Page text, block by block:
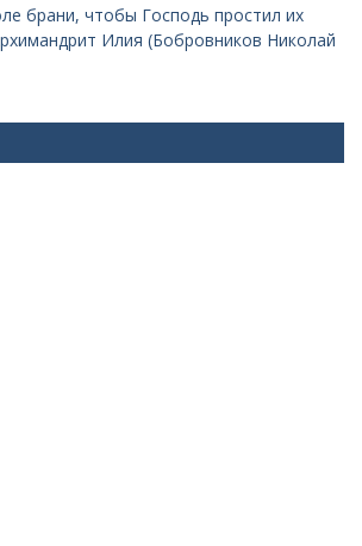
брани, чтобы Господь простил их
Илия (Бобровников Николай